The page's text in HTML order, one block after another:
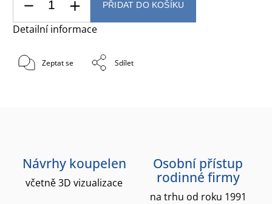
PŘIDAT DO KOŠÍKU
Detailní informace
Zeptat se Sdílet
Návrhy koupelen
včetně 3D vizualizace
Osobní přístup
rodinné firmy
na trhu od roku 1991